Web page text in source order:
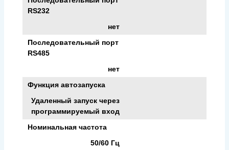
RS232
нет
Последовательный порт
RS485
нет
Функция автозапуска
Удаленный запуск через
программируемый вход
Номинальная частота
50/60 Гц